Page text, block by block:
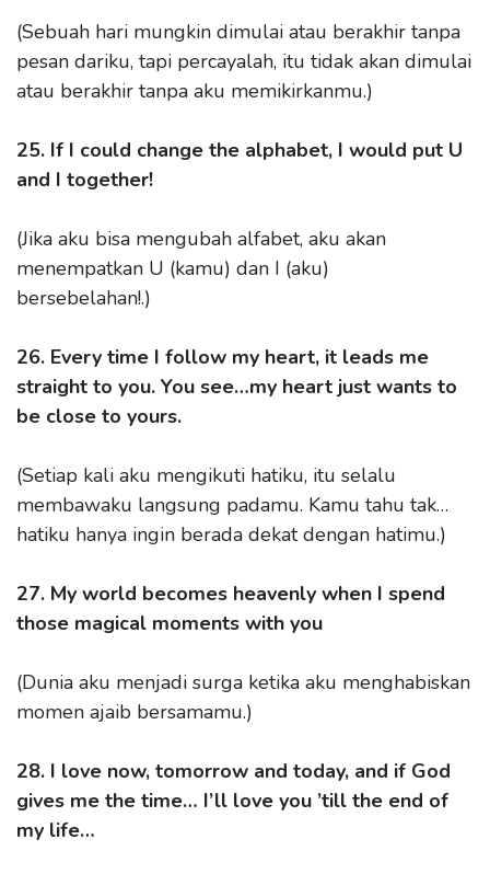
(Sebuah hari mungkin dimulai atau berakhir tanpa
pesan dariku, tapi percayalah, itu tidak akan dimulai
atau berakhir tanpa aku memikirkanmu.)
25. If I could change the alphabet, I would put U
and I together!
(Jika aku bisa mengubah alfabet, aku akan
menempatkan U (kamu) dan I (aku)
bersebelahan!.)
26. Every time I follow my heart, it leads me
straight to you. You see…my heart just wants to
be close to yours.
(Setiap kali aku mengikuti hatiku, itu selalu
membawaku langsung padamu. Kamu tahu tak…
hatiku hanya ingin berada dekat dengan hatimu.)
27. My world becomes heavenly when I spend
those magical moments with you
(Dunia aku menjadi surga ketika aku menghabiskan
momen ajaib bersamamu.)
28. I love now, tomorrow and today, and if God
gives me the time… I’ll love you ’till the end of
my life…